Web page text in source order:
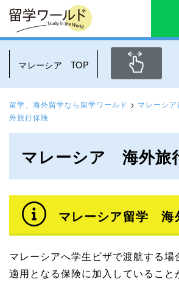
マレーシア TOP
留学、海外留学なら留学ワールド > マレーシア
外旅行保険
マレーシア 海外旅
マレーシア留学 海
マレーシアへ学生ビザで渡航する
適用となる保険に加入していること